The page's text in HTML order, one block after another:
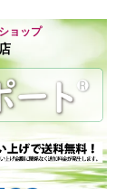
ョップ